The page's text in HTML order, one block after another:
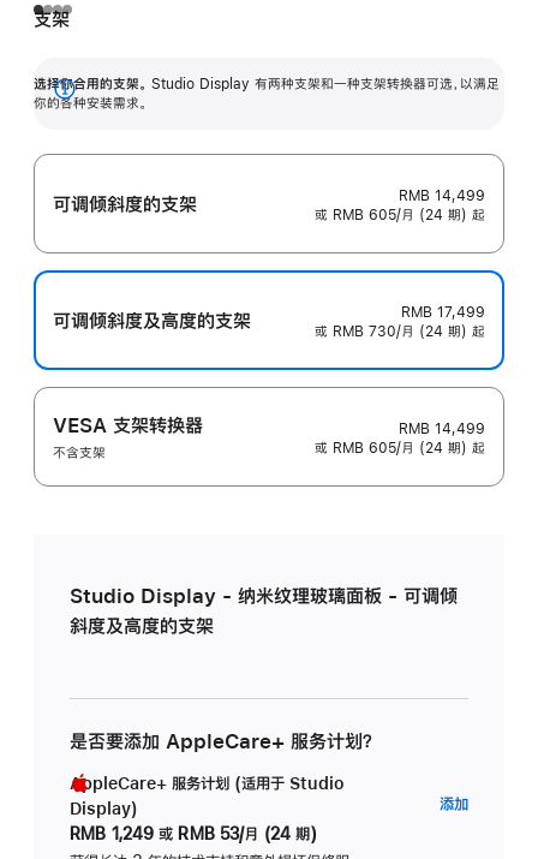
支架
选择你合用的支架。 Studio Display 有两种支架和一种支架转换器可选，以满足
你的各种安装需求。
展
可调倾斜度的支架
RMB 14,499
或 RMB 605/月 (24 期) 起
可调倾斜度及高‍度的支‍架
RMB 17,499
或 RMB 730/月 (24 期) 起
VESA 支架转换器
不含支架
RMB 14,499
或 RMB 605/月 (24 期) 起
Studio Display - 纳米纹理玻璃面板 - 可调倾
斜度及高度的支架
是否要添加 AppleCare+ 服务计划？
AppleCare+ 服务计划 (适用于 Studio
Display)
RMB 1,249 或 RMB 53/月 (24 期)
添加